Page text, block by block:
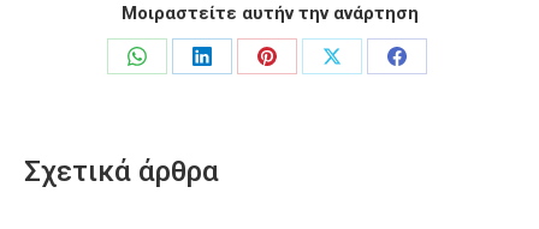
Μοιραστείτε αυτήν την ανάρτηση
Share
Share
Share
Share
Share
Σχετικά άρθρα